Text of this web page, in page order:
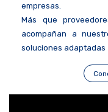
empresas.
Más que
acompañan a
soluciones adaptadas